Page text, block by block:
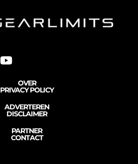
OVER
PRIVACY POLICY
ADVERTEREN
DISCLAIMER
PARTNER
CONTACT